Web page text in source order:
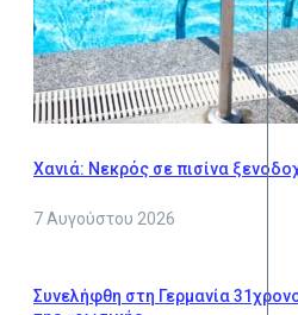
Χανιά: Νεκρός σε πισίνα
7 Αυγούστου 2026
Συνελήφθη στη Γερμανία